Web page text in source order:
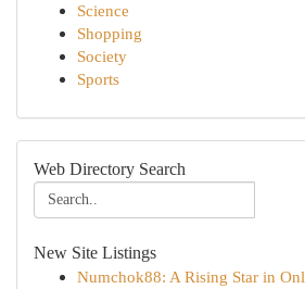
Science
Shopping
Society
Sports
Web Directory Search
New Site Listings
Numchok88: A Rising Star in